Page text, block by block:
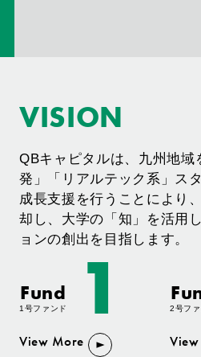
VISION
QBキャピタルは、九州地域
発」「リアルテック系」ス
成長支援を行うことにより
却し、大学の「知」を活用
ョンの創出を目指します。
Fund
1号ファンド 1
View More
2号ファ